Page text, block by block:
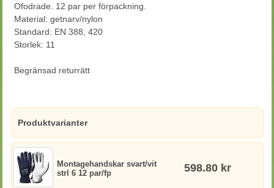
Ofodrade. 12 par per förpackning.
Material: getnarv/nylon
Standard: EN 388, 420
Storlek: 11
Begränsad returrätt
Produktvarianter
Montagehandskar svart/vit
strl 6 12 par/fp
598.80 kr